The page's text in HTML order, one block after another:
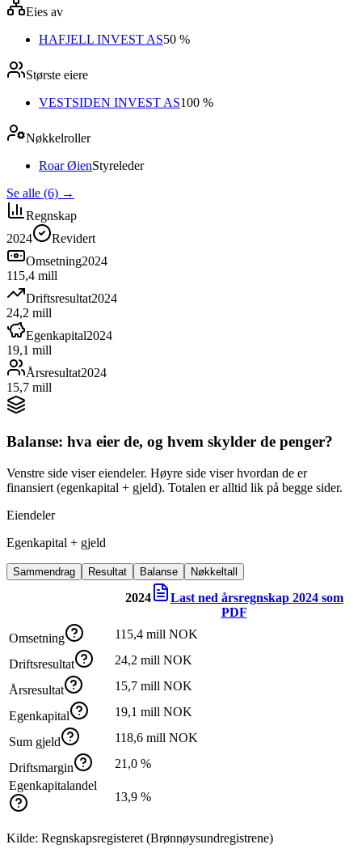
Eies av
HAFJELL INVEST AS50 %
Største eiere
VESTSIDEN INVEST AS100 %
Nøkkelroller
Roar ØienStyreleder
Se alle (6) →
Regnskap
2024
Revidert
Omsetning2024
115,4 mill
Driftsresultat2024
24,2 mill
Egenkapital2024
19,1 mill
Årsresultat2024
15,7 mill
Balanse: hva eier de, og hvem skylder de penger?
Venstre side viser eiendeler. Høyre side viser hvordan de er
finansiert (egenkapital + gjeld). Totalen er alltid lik på begge sider.
Eiendeler
Egenkapital + gjeld
Sammendrag Resultat Balanse Nøkkeltall
2024 Last ned årsregnskap 2024som
PDF
Omsetning
115,4 mill NOK
Driftsresultat 24,2 mill NOK
Årsresultat 15,7 mill NOK
Egenkapital 19,1 mill NOK
Sum gjeld 118,6 mill NOK
Driftsmargin
21,0 %
Egenkapitalandel
13,9 %
Kilde: Regnskapsregisteret (Brønnøysundregistrene)